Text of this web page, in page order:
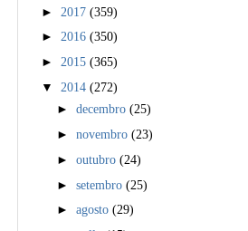
► 2017 (359)
► 2016 (350)
► 2015 (365)
▼ 2014 (272)
►decembro(25)
►novembro(23)
►outubro(24)
►setembro(25)
►agosto(29)